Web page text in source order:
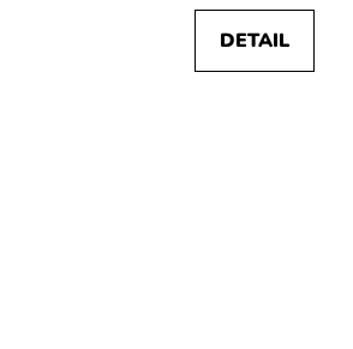
DETAIL